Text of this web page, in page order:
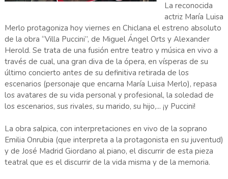
La reconocida
actriz María Luisa
Merlo protagoniza hoy viernes en Chiclana el estreno absoluto
de la obra “Villa Puccini”, de Miguel Ángel Orts y Alexander
Herold. Se trata de una fusión entre teatro y música en vivo a
través de cual, una gran diva de la ópera, en vísperas de su
último concierto antes de su definitiva retirada de los
escenarios (personaje que encarna María Luisa Merlo), repasa
los avatares de su vida personal y profesional, la soledad de
los escenarios, sus rivales, su marido, su hijo,... ¡y Puccini!
La obra salpica, con interpretaciones en vivo de la soprano
Emilia Onrubia (que interpreta a la protagonista en su juventud)
y de José Madrid Giordano al piano, el discurrir de esta pieza
teatral que es el discurrir de la vida misma y de la memoria.